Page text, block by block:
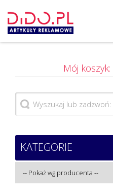
Mój koszyk:
KATEGORIE